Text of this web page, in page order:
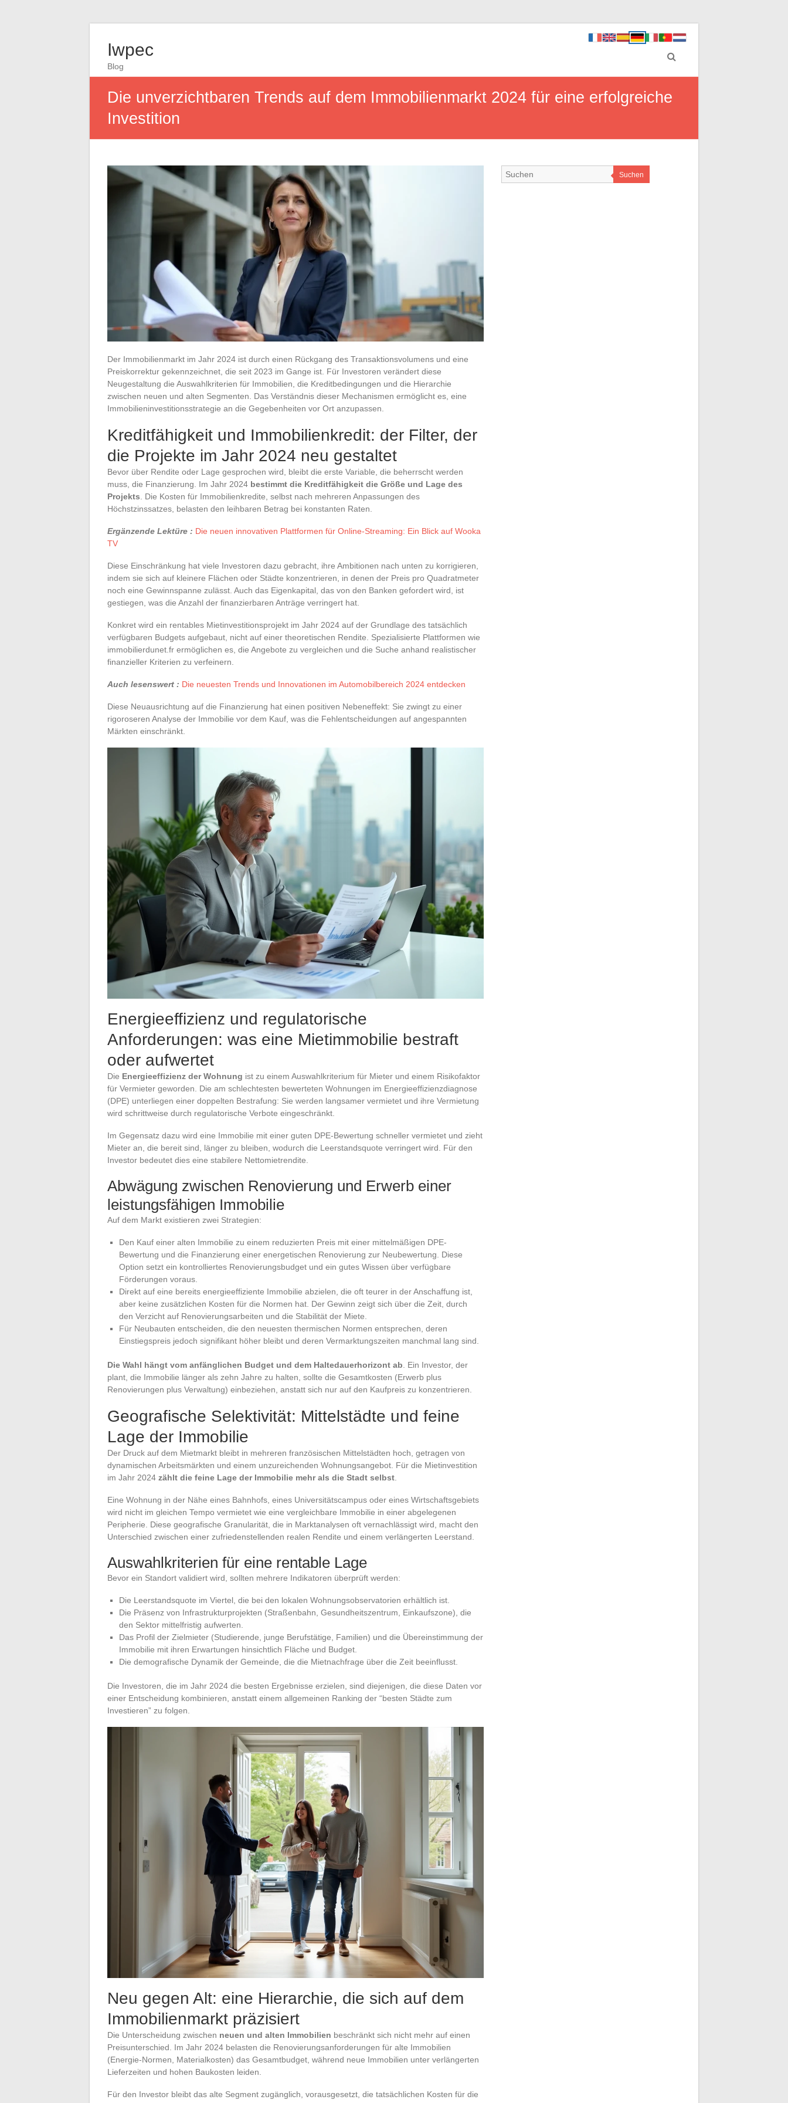
Iwpec
Blog
Die unverzichtbaren Trends auf dem Immobilienmarkt 2024 für eine erfolgreiche
Investition
Der Immobilienmarkt im Jahr 2024 ist durch einen Rückgang des Transaktionsvolumens und eine
Preiskorrektur gekennzeichnet, die seit 2023 im Gange ist. Für Investoren verändert diese
Neugestaltung die Auswahlkriterien für Immobilien, die Kreditbedingungen und die Hierarchie
zwischen neuen und alten Segmenten. Das Verständnis dieser Mechanismen ermöglicht es, eine
Immobilieninvestitionsstrategie an die Gegebenheiten vor Ort anzupassen.
Kreditfähigkeit und Immobilienkredit: der Filter, der
die Projekte im Jahr 2024 neu gestaltet
Bevor über Rendite oder Lage gesprochen wird, bleibt die erste Variable, die beherrscht werden
muss, die Finanzierung. Im Jahr 2024 bestimmt die Kreditfähigkeit die Größe und Lage des
Projekts . Die Kosten für Immobilienkredite, selbst nach mehreren Anpassungen des
Höchstzinssatzes, belasten den leihbaren Betrag bei konstanten Raten.
Ergänzende Lektüre : Die neuen innovativen Plattformen für Online-Streaming: Ein Blick auf Wooka
TV
Diese Einschränkung hat viele Investoren dazu gebracht, ihre Ambitionen nach unten zu korrigieren,
indem sie sich auf kleinere Flächen oder Städte konzentrieren, in denen der Preis pro Quadratmeter
noch eine Gewinnspanne zulässt. Auch das Eigenkapital, das von den Banken gefordert wird, ist
gestiegen, was die Anzahl der finanzierbaren Anträge verringert hat.
Konkret wird ein rentables Mietinvestitionsprojekt im Jahr 2024 auf der Grundlage des tatsächlich
verfügbaren Budgets aufgebaut, nicht auf einer theoretischen Rendite. Spezialisierte Plattformen wie
immobilierdunet.fr ermöglichen es, die Angebote zu vergleichen und die Suche anhand realistischer
finanzieller Kriterien zu verfeinern.
Auch lesenswert : Die neuesten Trends und Innovationen im Automobilbereich 2024 entdecken
Diese Neuausrichtung auf die Finanzierung hat einen positiven Nebeneffekt: Sie zwingt zu einer
rigoroseren Analyse der Immobilie vor dem Kauf, was die Fehlentscheidungen auf angespannten
Märkten einschränkt.
Energieeffizienz und regulatorische
Anforderungen: was eine Mietimmobilie bestraft
oder aufwertet
Die Energieeffizienz der Wohnung ist zu einem Auswahlkriterium für Mieter und einem Risikofaktor
für Vermieter geworden. Die am schlechtesten bewerteten Wohnungen im Energieeffizienzdiagnose
(DPE) unterliegen einer doppelten Bestrafung: Sie werden langsamer vermietet und ihre Vermietung
wird schrittweise durch regulatorische Verbote eingeschränkt.
Im Gegensatz dazu wird eine Immobilie mit einer guten DPE-Bewertung schneller vermietet und zieht
Mieter an, die bereit sind, länger zu bleiben, wodurch die Leerstandsquote verringert wird. Für den
Investor bedeutet dies eine stabilere Nettomietrendite.
Abwägung zwischen Renovierung und Erwerb einer
leistungsfähigen Immobilie
Auf dem Markt existieren zwei Strategien:
Den Kauf einer alten Immobilie zu einem reduzierten Preis mit einer mittelmäßigen DPE-
Bewertung und die Finanzierung einer energetischen Renovierung zur Neubewertung. Diese
Option setzt ein kontrolliertes Renovierungsbudget und ein gutes Wissen über verfügbare
Förderungen voraus.
Direkt auf eine bereits energieeffiziente Immobilie abzielen, die oft teurer in der Anschaffung ist,
aber keine zusätzlichen Kosten für die Normen hat. Der Gewinn zeigt sich über die Zeit, durch
den Verzicht auf Renovierungsarbeiten und die Stabilität der Miete.
Für Neubauten entscheiden, die den neuesten thermischen Normen entsprechen, deren
Einstiegspreis jedoch signifikant höher bleibt und deren Vermarktungszeiten manchmal lang sind.
Die Wahl hängt vom anfänglichen Budget und dem Haltedauerhorizont ab . Ein Investor, der
plant, die Immobilie länger als zehn Jahre zu halten, sollte die Gesamtkosten (Erwerb plus
Renovierungen plus Verwaltung) einbeziehen, anstatt sich nur auf den Kaufpreis zu konzentrieren.
Geografische Selektivität: Mittelstädte und feine
Lage der Immobilie
Der Druck auf dem Mietmarkt bleibt in mehreren französischen Mittelstädten hoch, getragen von
dynamischen Arbeitsmärkten und einem unzureichenden Wohnungsangebot. Für die Mietinvestition
im Jahr 2024 zählt die feine Lage der Immobilie mehr als die Stadt selbst
Eine Wohnung in der Nähe eines Bahnhofs, eines Universitätscampus oder eines Wirtschaftsgebiets
wird nicht im gleichen Tempo vermietet wie eine vergleichbare Immobilie in einer abgelegenen
Peripherie. Diese geografische Granularität, die in Marktanalysen oft vernachlässigt wird, macht den
Unterschied zwischen einer zufriedenstellenden realen Rendite und einem verlängerten Leerstand.
Auswahlkriterien für eine rentable Lage
Bevor ein Standort validiert wird, sollten mehrere Indikatoren überprüft werden:
Die Leerstandsquote im Viertel, die bei den lokalen Wohnungsobservatorien erhältlich ist.
Die Präsenz von Infrastrukturprojekten (Straßenbahn, Gesundheitszentrum, Einkaufszone), die
den Sektor mittelfristig aufwerten.
Das Profil der Zielmieter (Studierende, junge Berufstätige, Familien) und die Übereinstimmung der
Immobilie mit ihren Erwartungen hinsichtlich Fläche und Budget.
Die demografische Dynamik der Gemeinde, die die Mietnachfrage über die Zeit beeinflusst.
Die Investoren, die im Jahr 2024 die besten Ergebnisse erzielen, sind diejenigen, die diese Daten vor
einer Entscheidung kombinieren, anstatt einem allgemeinen Ranking der “besten Städte zum
Investieren” zu folgen.
Neu gegen Alt: eine Hierarchie, die sich auf dem
Immobilienmarkt präzisiert
Die Unterscheidung zwischen neuen und alten Immobilien beschränkt sich nicht mehr auf einen
Preisunterschied. Im Jahr 2024 belasten die Renovierungsanforderungen für alte Immobilien
(Energie-Normen, Materialkosten) das Gesamtbudget, während neue Immobilien unter verlängerten
Lieferzeiten und hohen Baukosten leiden.
Für den Investor bleibt das alte Segment zugänglich, vorausgesetzt, die tatsächlichen Kosten für die
Suchen